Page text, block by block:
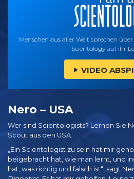
Menschen aus aller Welt sprechen
Scientology auf ihr
VIDEO
Nero – USA
Wer sind Scientologists? Lernen Sie
Scout aus den USA.
„Ein Scientologist zu sein hat mir
beigebracht hat, wie man lernt, und
hat, was richtig und falsch ist“, sagt